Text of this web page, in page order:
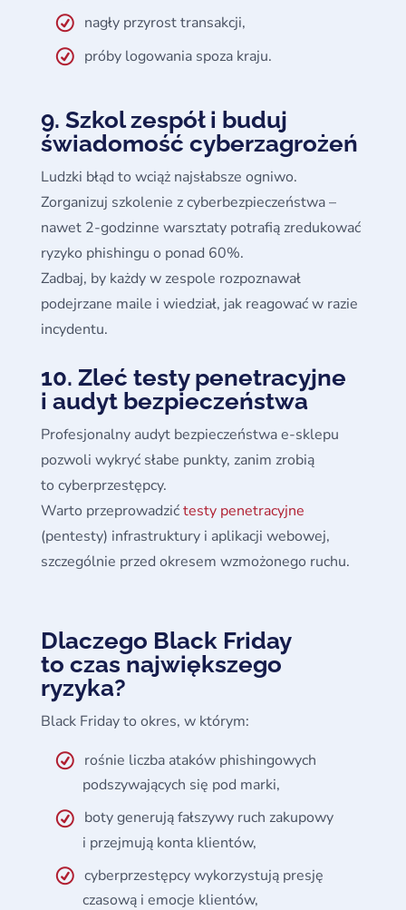
nagły przyrost transakcji,
próby logowania spoza kraju.
9. Szkol zespół i buduj
świadomość cyberzagrożeń
Ludzki błąd to wciąż najsłabsze ogniwo.
Zorganizuj szkolenie z cyberbezpieczeństwa –
nawet 2-godzinne warsztaty potrafią zredukować
ryzyko phishingu o ponad 60%.
Zadbaj, by każdy w zespole rozpoznawał
podejrzane maile i wiedział, jak reagować w razie
incydentu.
10. Zleć testy penetracyjne
i audyt bezpieczeństwa
Profesjonalny audyt bezpieczeństwa e-sklepu
pozwoli wykryć słabe punkty, zanim zrobią
to cyberprzestępcy.
Warto przeprowadzićtesty penetracyjne
(pentesty) infrastruktury i aplikacji webowej,
szczególnie przed okresem wzmożonego ruchu.
Dlaczego Black Friday
to czas największego
ryzyka?
Black Friday to okres, w którym:
rośnie liczba ataków phishingowych
podszywających się pod marki,
boty generują fałszywy ruch zakupowy
i przejmują konta klientów,
cyberprzestępcy wykorzystują presję
czasową i emocje klientów,